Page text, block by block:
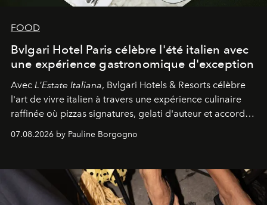
FOOD
Bvlgari Hotel Paris célèbre l'été italien avec
une expérience gastronomique d'exception
Avec L'Estate Italiana, Bvlgari Hotels & Resorts célèbre
l'art de vivre italien à travers une expérience culinaire
raffinée où pizzas signatures, gelati d'auteur et accords
07.08.2026 by Pauline Borgogno